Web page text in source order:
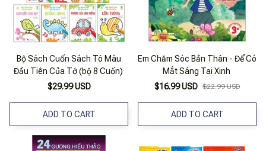
Bộ Sách Cuốn Sách Tô Màu
Đầu Tiên Của Tớ (bộ 8 Cuốn)
$29.99 USD
ADD TO CART
Em Chăm Sóc Bản Thân - Để Có
Mắt Sáng Tai Xinh
$16.99 USD $22.99 USD
ADD TO CART